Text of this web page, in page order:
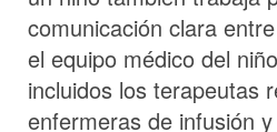
comunicación clara
el equipo médico del
incluidos los terapeutas
enfermeras de infusión